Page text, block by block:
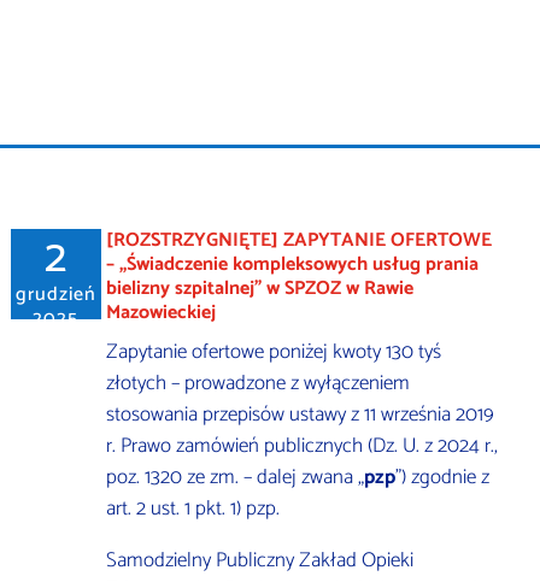
2
grudzień
2025
[ROZSTRZYGNIĘTE] ZAPYTANIE OFERTOWE
– „Świadczenie kompleksowych usług prania
bielizny szpitalnej” w SPZOZ w Rawie
Mazowieckiej
Zapytanie ofertowe poniżej kwoty 130 tyś
złotych – prowadzone z wyłączeniem
stosowania przepisów ustawy z 11 września 2019
r. Prawo zamówień publicznych (Dz. U. z 2024 r.,
poz. 1320 ze zm. – dalej zwana „pzp”) zgodnie z
art. 2 ust. 1 pkt. 1) pzp.
Samodzielny Publiczny Zakład Opieki